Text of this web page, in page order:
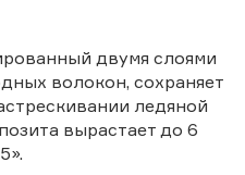
двумя слоями
волокон, сохраняет
ледяной
вырастает до 6